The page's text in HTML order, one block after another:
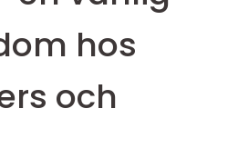
hos
och